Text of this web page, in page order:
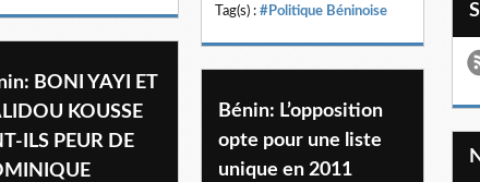
Tag(s) : #Politique Béninoise
BONI YAYI ET
KOUSSE
ILS PEUR DE
Bénin: L’opposition
opte pour une liste
unique en 2011